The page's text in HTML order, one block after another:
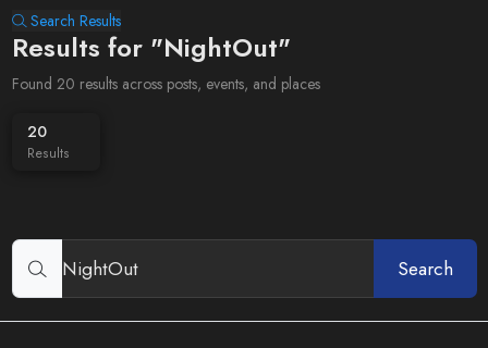
Search Results
Results for "NightOut"
Found 20 results across posts, events, and places
20
Results
Search